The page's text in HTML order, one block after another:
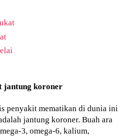
jantung koroner
penyakit mematikan di dunia ini
jantung koroner. Buah ara
3, omega-6, kalium,